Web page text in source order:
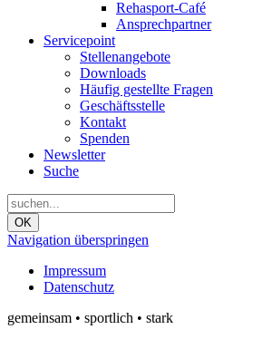
Rehasport-Café
Ansprechpartner
Servicepoint
Stellenangebote
Downloads
Häufig gestellte Fragen
Geschäftsstelle
Kontakt
Spenden
Newsletter
Suche
OK
Navigation überspringen
Impressum
Datenschutz
gemeinsam • sportlich • stark